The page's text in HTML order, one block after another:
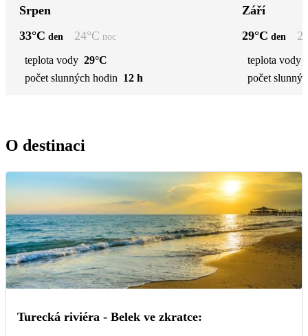
Srpen
33°C den 24°C noc
teplota vody 29°C
počet slunných hodin 12 h
Září
29°C den
teplota vody
počet
O destinaci
Turecká riviéra - Belek ve zkratce: